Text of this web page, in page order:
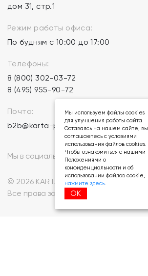
дом 31, стр.1
Режим работы офиса:
По будням с 10:00 до 17:00
Телефоны:
8 (800) 302-03-72
8 (495) 955-90-72
Почта:
b2b@karta-podarkov.ru
© 2026 KARTA-PODARKOV.RU.
Все права защищены.
Мы в социальных сетях:
Мы используем файлы cookies
для улучшения работы сайта.
Оставаясь на нашем сайте, вы
соглашаетесь с условиями
использования файлов cookies.
Чтобы ознакомиться с нашими
Положениями о
конфиденциальности и об
использовании файлов cookie,
нажмите здесь.
ОК